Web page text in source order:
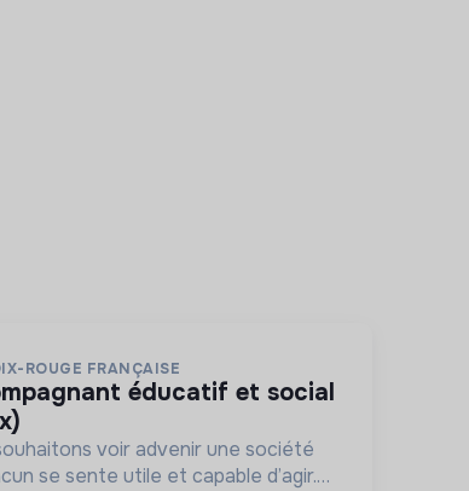
ROUGE FRANÇAISE
voir advenir une société
se sente utile et capable d’agir.